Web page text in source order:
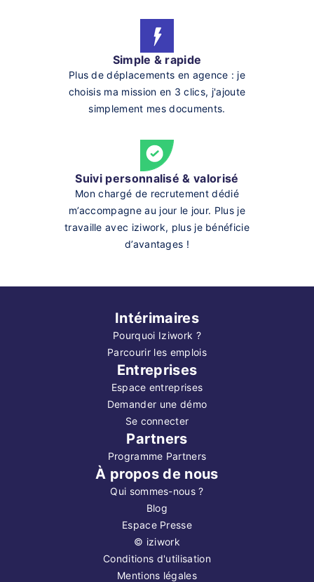
Simple & rapide
Plus de déplacements en agence : je
choisis ma mission en 3 clics, j'ajoute
simplement mes documents.
Suivi personnalisé & valorisé
Mon chargé de recrutement dédié
m’accompagne au jour le jour. Plus je
travaille avec iziwork, plus je bénéficie
d’avantages !
Intérimaires
Pourquoi Iziwork ?
Parcourir les emplois
Entreprises
Espace entreprises
Demander une démo
Se connecter
Partners
Programme Partners
À propos de nous
Qui sommes-nous ?
Blog
Espace Presse
© iziwork
Conditions d'utilisation
Mentions légales